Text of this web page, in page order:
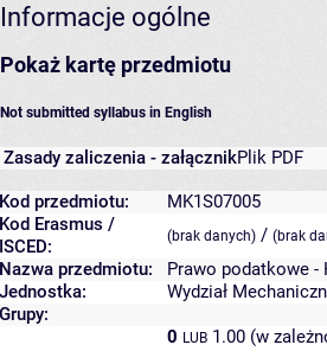
Informacje ogólne
Pokaż kartę przedmiotu
Not submitted syllabus in English
Zasady zaliczenia - załącznikPlik PDF
Kod przedmiotu:
MK1S07005
Kod Erasmus /
ISCED:
(brak danych) / (brak
Nazwa przedmiotu:
Prawo podatkowe -
Jednostka:
Wydział
Grupy:
0 LUB 1.00 (w